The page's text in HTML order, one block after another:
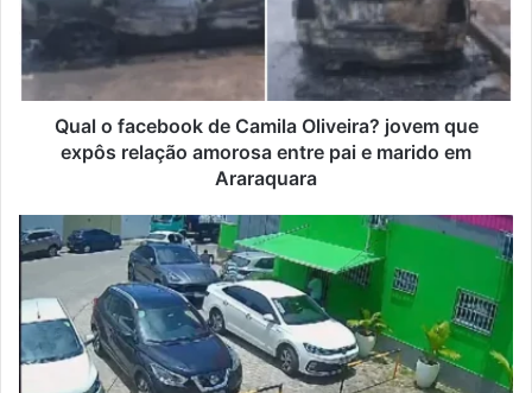
Qual o facebook de Camila Oliveira? jovem que
expôs relação amorosa entre pai e marido em
Araraquara